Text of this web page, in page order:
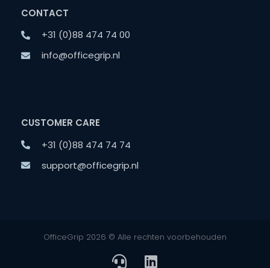
CONTACT
+31 (0)88 474 74 00
info@officegrip.nl
CUSTOMER CARE
+31 (0)88 474 74 74
support@officegrip.nl
OfficeGrip 2026 © Alle rechten voorbehouden